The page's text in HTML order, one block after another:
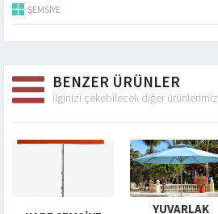
ŞEMSIYE
BENZER ÜRÜNLER
İlginizi çekebilecek diğer ürünlerimiz
YUVARLAK